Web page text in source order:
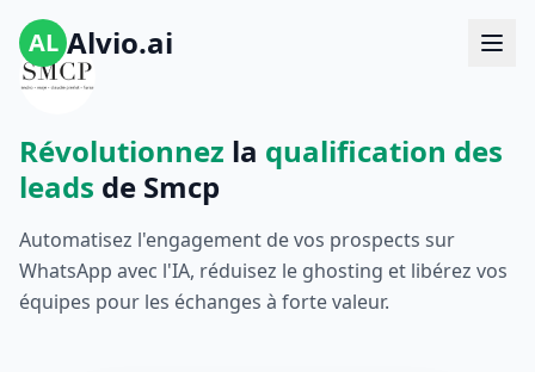
AL Alvio.ai
Révolutionnez la qualification des
leads de Smcp
Automatisez l'engagement de vos prospects sur
WhatsApp avec l'IA, réduisez le ghosting et libérez vos
équipes pour les échanges à forte valeur.